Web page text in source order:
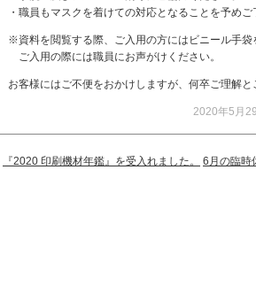
・職員もマスクを着けての対応となることを予めご
※資料を閲覧する際、ご入用の方にはビニール手袋
ご入用の際には職員にお声がけください。
お客様にはご不便をおかけしますが、何卒ご理解と
2020年5月
『2020 印刷機材年鑑』を受入れました。 6月の臨時